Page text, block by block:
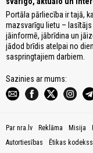
Portāla pārliecība ir tajā,
mazsvarīgu lietu – lasītājs
jāinformē, jābrīdina un
jādod brīdis atelpai no
saspringtajiem darbiem.
Sazinies ar mums:
Par nra.lv Reklāma Misija
Autortiesības
Ētikas kodekss